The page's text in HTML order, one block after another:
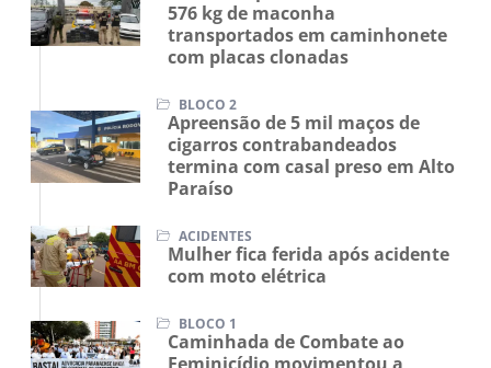
576 kg de maconha
transportados em caminhonete
com placas clonadas
BLOCO 2
Apreensão de 5 mil maços de
cigarros contrabandeados
termina com casal preso em Alto
Paraíso
ACIDENTES
Mulher fica ferida após acidente
com moto elétrica
BLOCO 1
Caminhada de Combate ao